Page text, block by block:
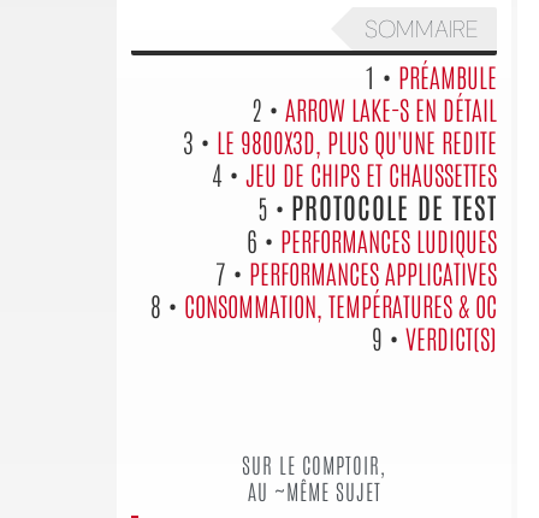
SOMMAIRE
1 • PRÉAMBULE
2 • ARROW LAKE-S EN DÉTAIL
3 • LE 9800X3D, PLUS QU'UNE REDITE
4 • JEU DE CHIPS ET CHAUSSETTES
5 • PROTOCOLE DE TEST
6 • PERFORMANCES LUDIQUES
7 • PERFORMANCES APPLICATIVES
8 • CONSOMMATION, TEMPÉRATURES & OC
9 • VERDICT(S)
SUR LE COMPTOIR,
AU ~MÊME SUJET